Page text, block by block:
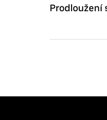
Prodloužení